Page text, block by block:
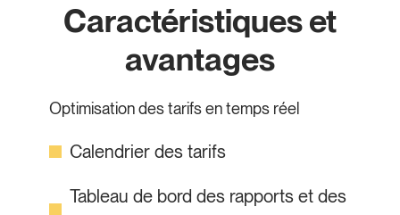
Caractéristiques et
avantages
Optimisation des tarifs en temps réel
Calendrier des tarifs
Tableau de bord des rapports et des